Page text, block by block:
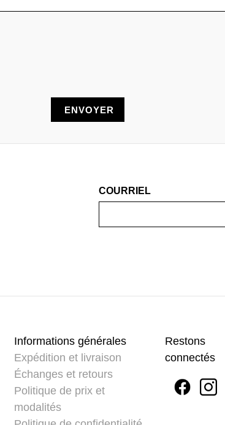
COURRIEL
Informations générales
Expédition et livraison
Échanges et retours
Politique de prix et
modalités
Restons
connectés